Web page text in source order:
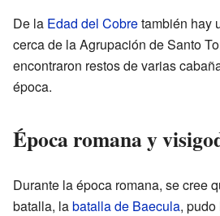
De la Edad del Cobretambién hay
cerca de la Agrupación de Santo
encontraron restos de varias
época.
Época romana y
Durante la época romana, se cree
batalla, labatalla de Baecula,